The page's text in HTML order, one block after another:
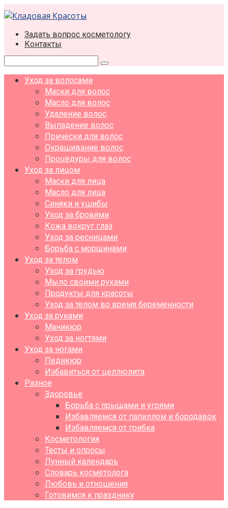
Перейти
к
контентуЗадать вопрос косметологу
Контакты
Поиск:
Уход за волосами
Маски для волос
Масло для волос
Удаление волос
Выпадение волос
Прически для волос
Окрашивание волос
Процедуры для волос
Уход за лицом
Маски для лица
Масло для лица
Синяки и ушибы
Уход за бровями
Кожа вокруг глаз
Уход за ресницами
Борьба с морщинами
Уход за телом
Уход за грудью
Мыло своими руками
Продукты для красоты
Уход за телом во время беременности
Уход за руками
Маникюр
Уход за ногтями
Уход за ногами
Педикюр
Избавиться от целлюлита
Разное
Здоровье
Борьба с прыщами и угрями
Избавляемся от папиллом и бородавок
Избавляемся от грибка
Косметология
Тесты и опросы
Лунный календарь
Словарь косметолога
Любовь и отношения
Готовимся к празднику